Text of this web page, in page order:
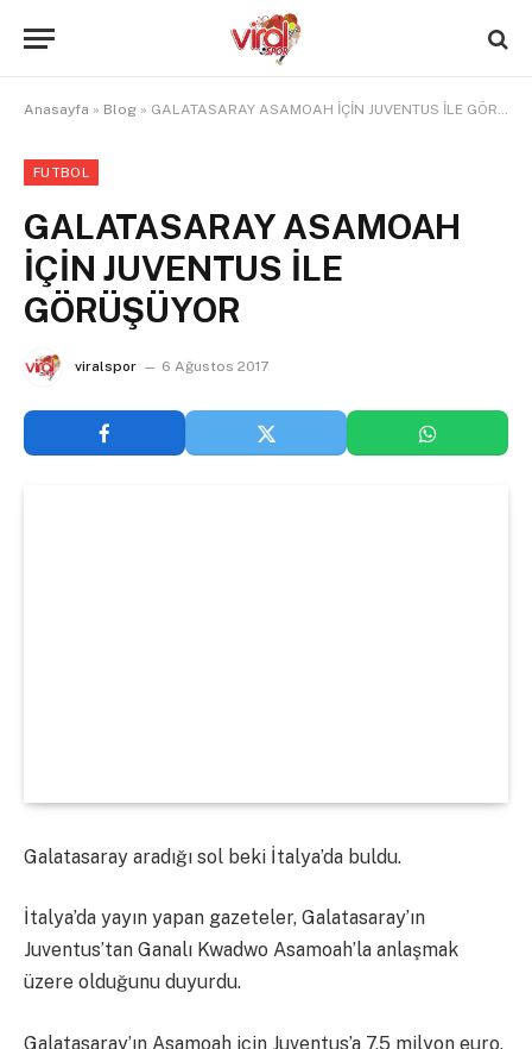
Anasayfa » Blog » GALATASARAY ASAMOAH İÇİN JUVENTUS İLE GÖRÜŞÜYOR
FUTBOL
GALATASARAY ASAMOAH
İÇİN JUVENTUS İLE
GÖRÜŞÜYOR
viralspor 6 Ağustos 2017
Galatasaray aradığı sol beki İtalya’da buldu.
İtalya’da yayın yapan gazeteler, Galatasaray’ın
Juventus’tan Ganalı Kwadwo Asamoah’la anlaşmak
üzere olduğunu duyurdu.
Galatasaray’ın Asamoah için Juventus’a 7,5 milyon euro,